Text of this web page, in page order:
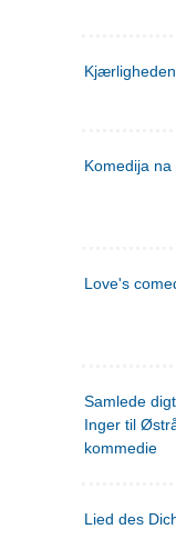
Komedija
Love's
Samlede
Inger til
kommedie
Lied des